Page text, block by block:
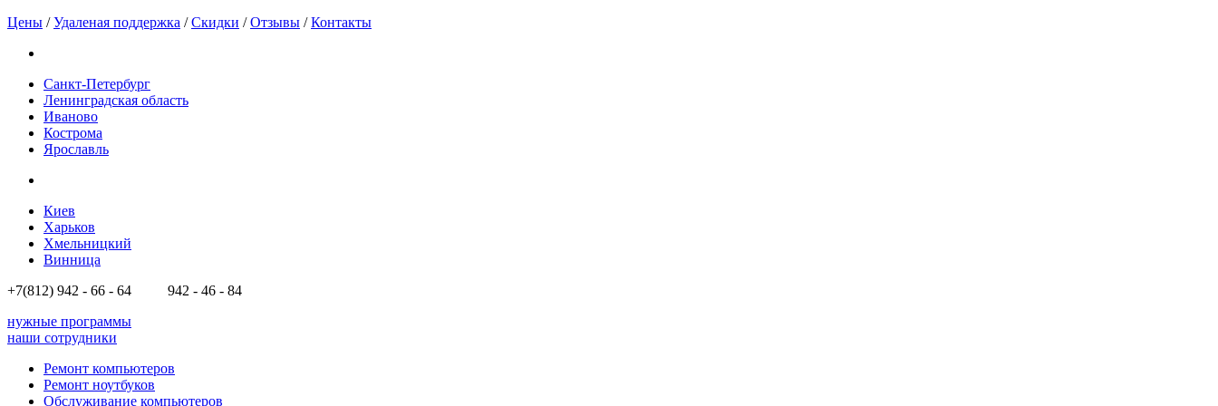
Цены /Удаленая поддержка /Скидки /Отзывы /Контакты
Санкт-Петербург
Ленинградская область
Иваново
Кострома
Ярославль
Киев
Харьков
Хмельницкий
Винница
+7(812) 942 - 66 - 64 942 - 46 - 84
нужные программы
наши сотрудники
Ремонт компьютеров
Ремонт ноутбуков
Обслуживание компьютеров